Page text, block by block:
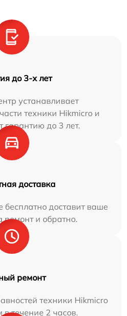
до 3-х лет
устанавливает
техники Hikmicro и
гарантию до 3 лет.
доставка
доставит ваше
ремонт и обратно.
ремонт
техники Hikmicro
течение 2 часов.